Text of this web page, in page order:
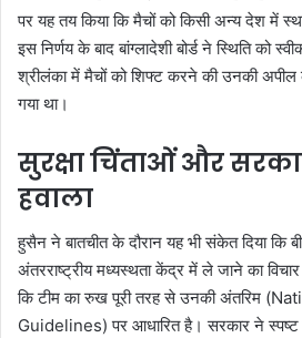
पर यह तय किया कि मैचों को किसी अन्य देश में
इस निर्णय के बाद बांग्लादेशी बोर्ड ने स्थिति को
श्रीलंका में मैचों को शिफ्ट करने की उनकी अपील
गया था।
सुरक्षा चिंताओं और
हवाला
हुसैन ने बातचीत के दौरान यह भी संकेत दिया कि
अंतरराष्ट्रीय मध्यस्थता केंद्र में ले जाने का
कि टीम का रुख पूरी तरह से उनकी अंतरिम
Guidelines) पर आधारित है। सरकार ने स्पष्ट